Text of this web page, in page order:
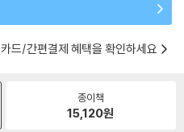
카드/간편결제 혜택을 확인하세요
종이책
15,120원